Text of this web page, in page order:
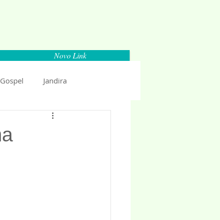
Novo Link
Jandira
Espaço Parlamentar